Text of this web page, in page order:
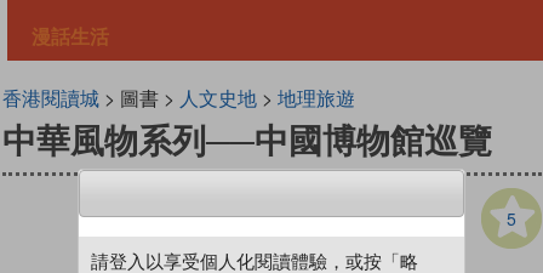
漫話生活
香港閱讀城> 圖書 > 人文史地> 地理旅遊
中華風物系列──中國博物館巡覽
5
請登入以享受個人化閱讀體驗，或按「略